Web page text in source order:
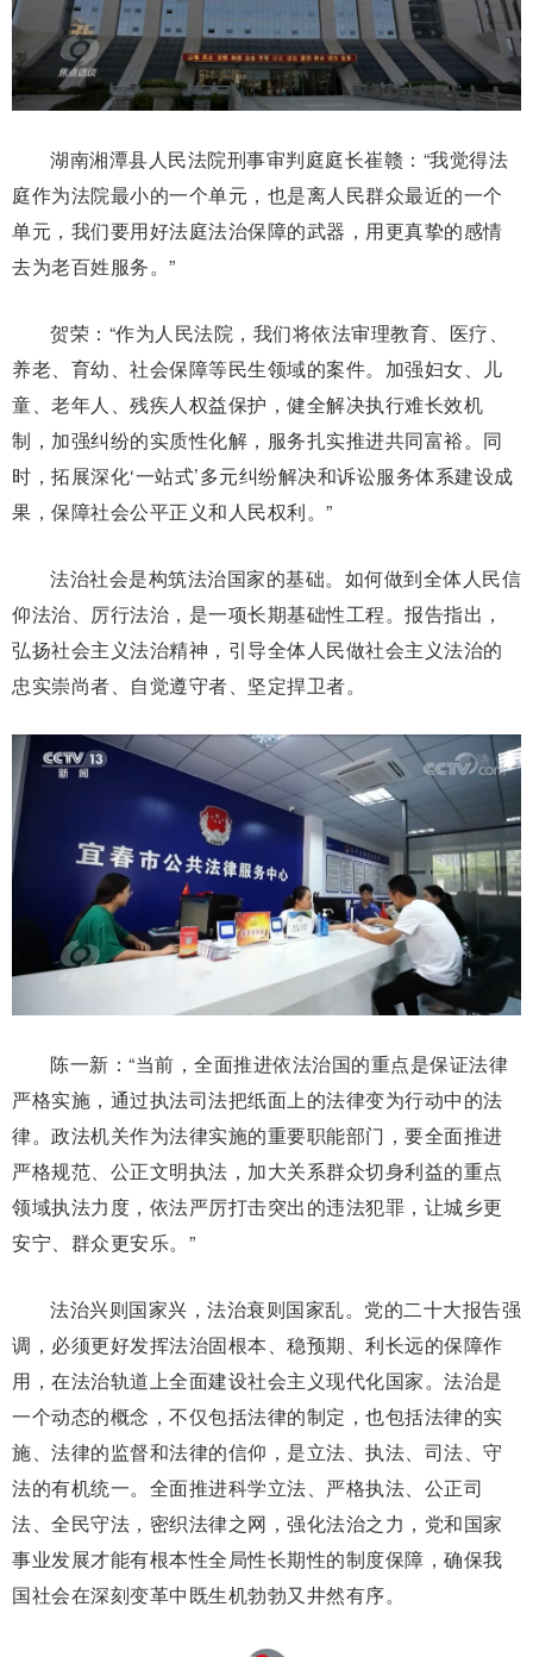
湖南湘潭县人民法院刑事审判庭庭长崔赣：“我觉得法
庭作为法院最小的一个单元，也是离人民群众最近的一个
单元，我们要用好法庭法治保障的武器，用更真挚的感情
去为老百姓服务。”
贺荣：“作为人民法院，我们将依法审理教育、医疗、
养老、育幼、社会保障等民生领域的案件。加强妇女、儿
童、老年人、残疾人权益保护，健全解决执行难长效机
制，加强纠纷的实质性化解，服务扎实推进共同富裕。同
时，拓展深化‘一站式’多元纠纷解决和诉讼服务体系建设成
果，保障社会公平正义和人民权利。”
法治社会是构筑法治国家的基础。如何做到全体人民信
仰法治、厉行法治，是一项长期基础性工程。报告指出，
弘扬社会主义法治精神，引导全体人民做社会主义法治的
忠实崇尚者、自觉遵守者、坚定捍卫者。
陈一新：“当前，全面推进依法治国的重点是保证法律
严格实施，通过执法司法把纸面上的法律变为行动中的法
律。政法机关作为法律实施的重要职能部门，要全面推进
严格规范、公正文明执法，加大关系群众切身利益的重点
领域执法力度，依法严厉打击突出的违法犯罪，让城乡更
安宁、群众更安乐。”
法治兴则国家兴，法治衰则国家乱。党的二十大报告强
调，必须更好发挥法治固根本、稳预期、利长远的保障作
用，在法治轨道上全面建设社会主义现代化国家。法治是
一个动态的概念，不仅包括法律的制定，也包括法律的实
施、法律的监督和法律的信仰，是立法、执法、司法、守
法的有机统一。全面推进科学立法、严格执法、公正司
法、全民守法，密织法律之网，强化法治之力，党和国家
事业发展才能有根本性全局性长期性的制度保障，确保我
国社会在深刻变革中既生机勃勃又井然有序。